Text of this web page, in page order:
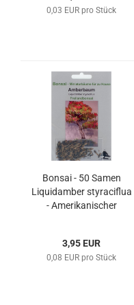
0,03 EUR pro Stück
Bonsai - 50 Samen
Liquidamber styraciflua
- Amerikanischer
3,95 EUR
0,08 EUR pro Stück